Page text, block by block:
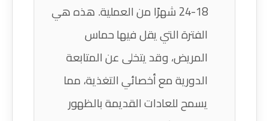
18-24 شهرًا من العملية. هذه هي
الفترة التي يقل فيها حماس
المريض، وقد يتخلى عن المتابعة
الدورية مع أخصائي التغذية، مما
يسمح للعادات القديمة بالظهور